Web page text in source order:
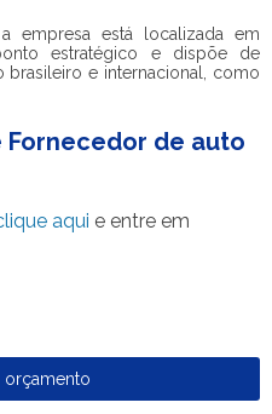
empresa está localizada em
estratégico e dispõe de
e internacional, como
Fornecedor de auto
aqui e entre em
orçamento